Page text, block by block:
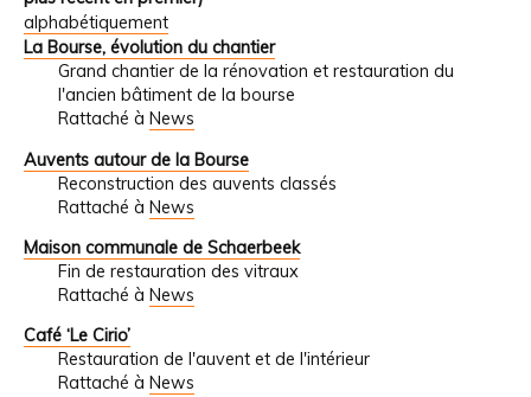
alphabétiquement
La Bourse, évolution du chantier
Grand chantier de la rénovation et restauration du
l'ancien bâtiment de la bourse
Rattaché à News
Auvents autour de la Bourse
Reconstruction des auvents classés
Rattaché à News
Maison communale de Schaerbeek
Fin de restauration des vitraux
Rattaché à News
Café ‘Le Cirio’
Restauration de l'auvent et de l'intérieur
Rattaché à News